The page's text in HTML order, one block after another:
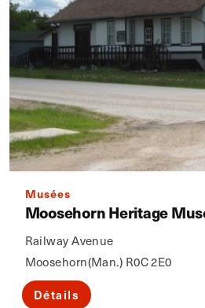
Musées
Moosehorn Heritage
Railway Avenue
Moosehorn(Man.) R0C 2E0
Détails